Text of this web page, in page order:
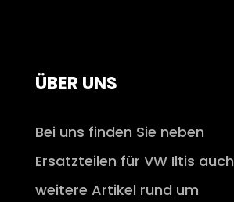
ÜBER UNS
Bei uns finden Sie neben
Ersatzteilen für VW Iltis auch
weitere Artikel rund um